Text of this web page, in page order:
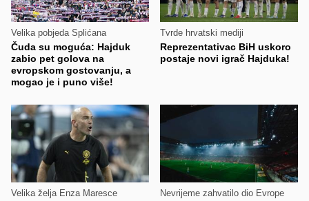
Velika pobjeda Splićana
Čuda su moguća: Hajduk
zabio pet golova na
evropskom gostovanju, a
mogao je i puno više!
Tvrde hrvatski mediji
Reprezentativac BiH uskoro
postaje novi igrač Hajduka!
Velika želja Enza Maresce Nevrijeme zahvatilo dio Evrope